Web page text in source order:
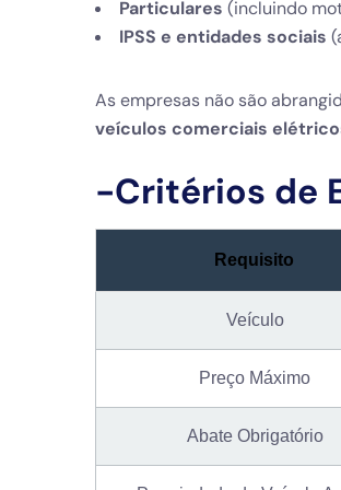
Particulares (incluindo
IPSS e entidades sociais
As empresas não são
veículos comerciais
-Critérios de
Requisito
Veículo
Preço Máximo
Abate Obrigatório